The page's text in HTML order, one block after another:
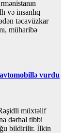
və insanlıq
təcavüzkar
müharibə
vurdu
müxtəlif
dərhal tibbi
bildirilir. İlkin